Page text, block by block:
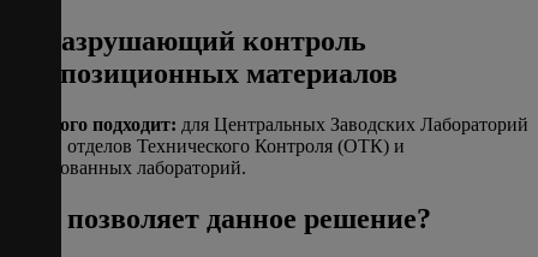
Неразрушающий контроль
композиционных материалов
Для кого подходит: для Центральных Заводских Лабораторий
(ЦЗЛ), отделов Технического Контроля (ОТК) и
аттестованных лабораторий.
Что позволяет данное решение?